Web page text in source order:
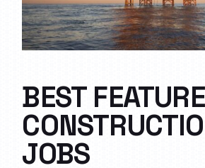
BEST
JOBS